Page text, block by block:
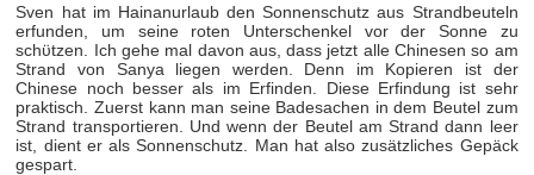
Sven hat im Hainanurlaub den Sonnenschutz aus Strandbeuteln
erfunden, um seine roten Unterschenkel vor der Sonne zu
schϋtzen. Ich gehe mal davon aus, dass jetzt alle Chinesen so am
Strand von Sanya liegen werden. Denn im Kopieren ist der
Chinese noch besser als im Erfinden. Diese Erfindung ist sehr
praktisch. Zuerst kann man seine Badesachen in dem Beutel zum
Strand transportieren. Und wenn der Beutel am Strand dann leer
ist, dient er als Sonnenschutz. Man hat also zusätzliches Gepäck
gespart.